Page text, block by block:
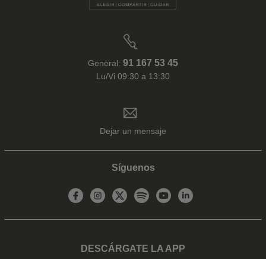
General: 91 167 53 45
Lu/Vi 09:30 a 13:30
Dejar un mensaje
Síguenos
DESCÁRGATE LA APP